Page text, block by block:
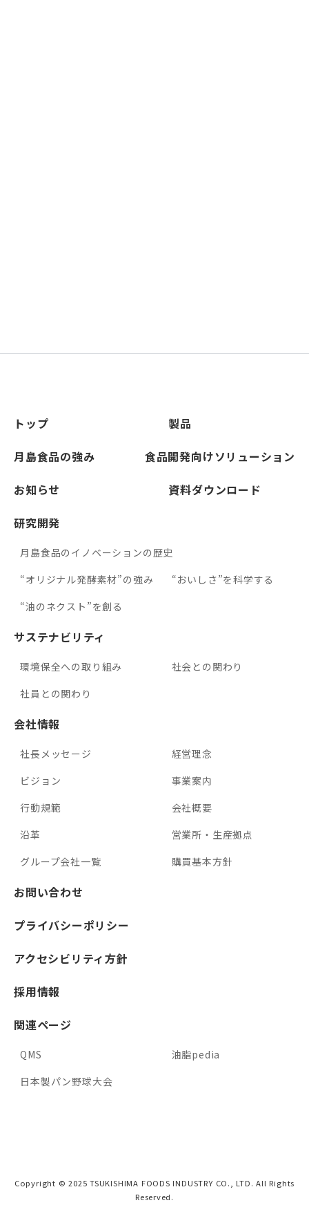
トップ
製品
月島食品の強み
食品開発向けソリューション
お知らせ
資料ダウンロード
研究開発
月島食品のイノベーションの歴史
“オリジナル発酵素材”の強み
“おいしさ”を科学する
“油のネクスト”を創る
サステナビリティ
環境保全への取り組み
社会との関わり
社員との関わり
会社情報
社長メッセージ
経営理念
ビジョン
事業案内
行動規範
会社概要
沿革
営業所・生産拠点
グループ会社一覧
購買基本方針
お問い合わせ
プライバシーポリシー
アクセシビリティ方針
採用情報
関連ページ
QMS
油脂pedia
日本製パン野球大会
Copyright © 2025 TSUKISHIMA FOODS INDUSTRY CO., LTD. All Rights
Reserved.